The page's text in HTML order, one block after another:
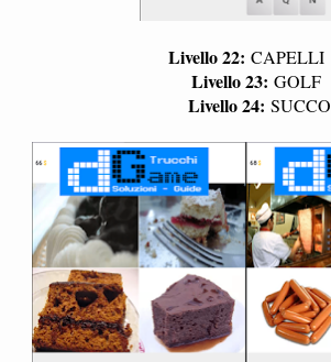
Livello 22: CAPELLI
Livello 23: GOLF
Livello 24: SUCCO